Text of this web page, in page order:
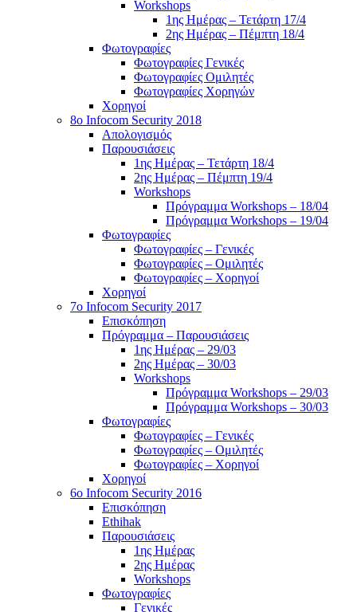
Workshops
1ης Ημέρας – Τετάρτη 17/4
2ης Ημέρας – Πέμπτη 18/4
Φωτογραφίες
Φωτογραφίες Γενικές
Φωτογραφίες Ομιλητές
Φωτογραφίες Χορηγών
Χορηγοί
8ο Infocom Security 2018
Απολογισμός
Παρουσιάσεις
1ης Ημέρας – Τετάρτη 18/4
2ης Ημέρας – Πέμπτη 19/4
Workshops
Πρόγραμμα Workshops – 18/04
Πρόγραμμα Workshops – 19/04
Φωτογραφίες
Φωτογραφίες – Γενικές
Φωτογραφίες – Ομιλητές
Φωτογραφίες – Χορηγοί
Χορηγοί
7o Infocom Security 2017
Επισκόπηση
Πρόγραμμα – Παρουσιάσεις
1ης Ημέρας – 29/03
2ης Ημέρας – 30/03
Workshops
Πρόγραμμα Workshops – 29/03
Πρόγραμμα Workshops – 30/03
Φωτογραφίες
Φωτογραφίες – Γενικές
Φωτογραφίες – Ομιλητές
Φωτογραφίες – Χορηγοί
Χορηγοί
6o Infocom Security 2016
Επισκόπηση
Ethihak
Παρουσιάσεις
1ης Ημέρας
2ης Ημέρας
Workshops
Φωτογραφίες
Γενικές